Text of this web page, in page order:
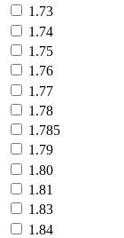
1.73
1.74
1.75
1.76
1.77
1.78
1.785
1.79
1.80
1.81
1.83
1.84